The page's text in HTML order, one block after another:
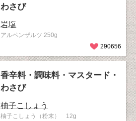
わさび
岩塩
アルペンザルツ 250g
290656
香辛料・調味料・マスタード・
わさび
柚子こしょう
柚子こしょう（粉末） 12g